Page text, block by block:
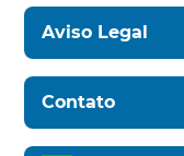
Aviso Legal
Contato